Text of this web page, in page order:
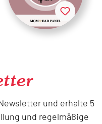
und erhalte 5
und regelmäßige